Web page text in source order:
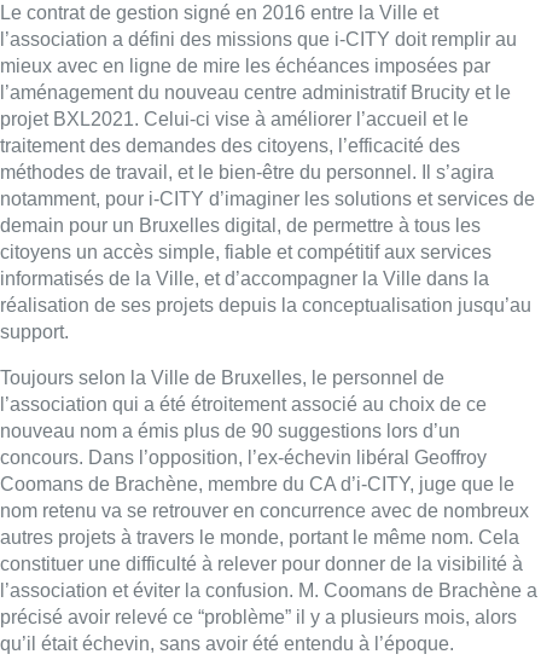
Le contrat de gestion signé en 2016 entre la Ville et
l’association a défini des missions que i-CITY doit remplir au
mieux avec en ligne de mire les échéances imposées par
l’aménagement du nouveau centre administratif Brucity et le
projet BXL2021. Celui-ci vise à améliorer l’accueil et le
traitement des demandes des citoyens, l’efficacité des
méthodes de travail, et le bien-être du personnel. Il s’agira
notamment, pour i-CITY d’imaginer les solutions et services de
demain pour un Bruxelles digital, de permettre à tous les
citoyens un accès simple, fiable et compétitif aux services
informatisés de la Ville, et d’accompagner la Ville dans la
réalisation de ses projets depuis la conceptualisation jusqu’au
support.
Toujours selon la Ville de Bruxelles, le personnel de
l’association qui a été étroitement associé au choix de ce
nouveau nom a émis plus de 90 suggestions lors d’un
concours. Dans l’opposition, l’ex-échevin libéral Geoffroy
Coomans de Brachène, membre du CA d’i-CITY, juge que le
nom retenu va se retrouver en concurrence avec de nombreux
autres projets à travers le monde, portant le même nom. Cela
constituer une difficulté à relever pour donner de la visibilité à
l’association et éviter la confusion. M. Coomans de Brachène a
précisé avoir relevé ce “problème” il y a plusieurs mois, alors
qu’il était échevin, sans avoir été entendu à l’époque.